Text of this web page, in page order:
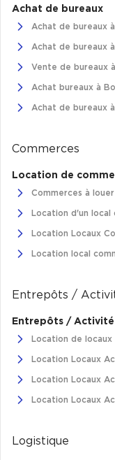
Collections Flex /
Bureaux privés
Guide & Conseils
Achat de bureaux
Achat de bureaux
Achat de bureaux
Vente de bureaux
Achat bureaux à
Achat de bureaux
Commerces
Location de
Commerces à louer
Location d'un local
Location Locaux
Location local
Entrepôts /
Entrepôts / Activité
Location de
Location Locaux
Location Locaux
Location Locaux
Logistique